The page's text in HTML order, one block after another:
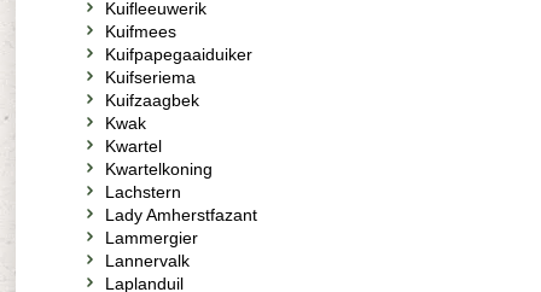
Kuifleeuwerik
Kuifmees
Kuifpapegaaiduiker
Kuifseriema
Kuifzaagbek
Kwak
Kwartel
Kwartelkoning
Lachstern
Lady Amherstfazant
Lammergier
Lannervalk
Laplanduil